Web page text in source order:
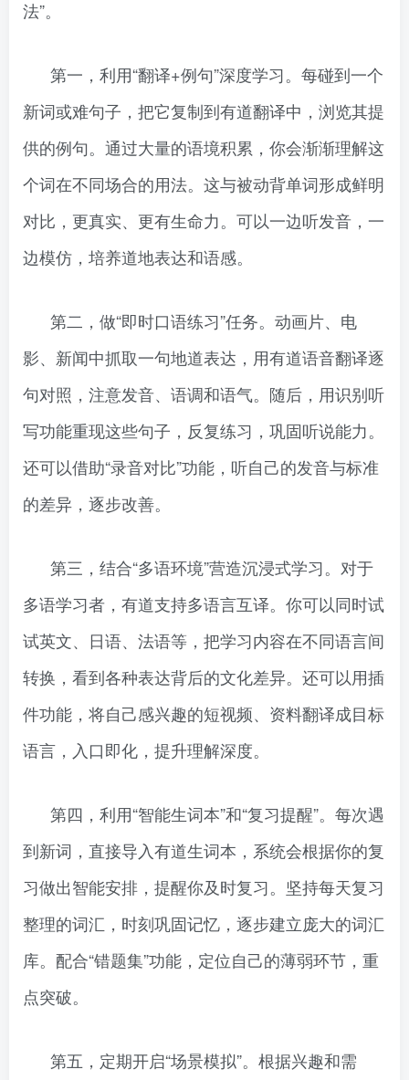
法”。
第一，利用“翻译+例句”深度学习。每碰到一个
新词或难句子，把它复制到有道翻译中，浏览其提
供的例句。通过大量的语境积累，你会渐渐理解这
个词在不同场合的用法。这与被动背单词形成鲜明
对比，更真实、更有生命力。可以一边听发音，一
边模仿，培养道地表达和语感。
第二，做“即时口语练习”任务。动画片、电
影、新闻中抓取一句地道表达，用有道语音翻译逐
句对照，注意发音、语调和语气。随后，用识别听
写功能重现这些句子，反复练习，巩固听说能力。
还可以借助“录音对比”功能，听自己的发音与标准
的差异，逐步改善。
第三，结合“多语环境”营造沉浸式学习。对于
多语学习者，有道支持多语言互译。你可以同时试
试英文、日语、法语等，把学习内容在不同语言间
转换，看到各种表达背后的文化差异。还可以用插
件功能，将自己感兴趣的短视频、资料翻译成目标
语言，入口即化，提升理解深度。
第四，利用“智能生词本”和“复习提醒”。每次遇
到新词，直接导入有道生词本，系统会根据你的复
习做出智能安排，提醒你及时复习。坚持每天复习
整理的词汇，时刻巩固记忆，逐步建立庞大的词汇
库。配合“错题集”功能，定位自己的薄弱环节，重
点突破。
第五，定期开启“场景模拟”。根据兴趣和需